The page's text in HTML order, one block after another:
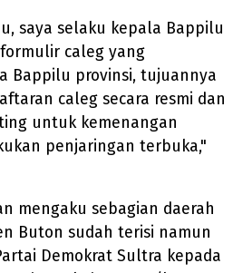
saya selaku kepala Bappilu
caleg yang
Bappilu provinsi, tujuannya
caleg secara resmi dan
untuk kemenangan
penjaringan terbuka,"
mengaku sebagian daerah
Buton sudah terisi namun
Demokrat Sultra kepada